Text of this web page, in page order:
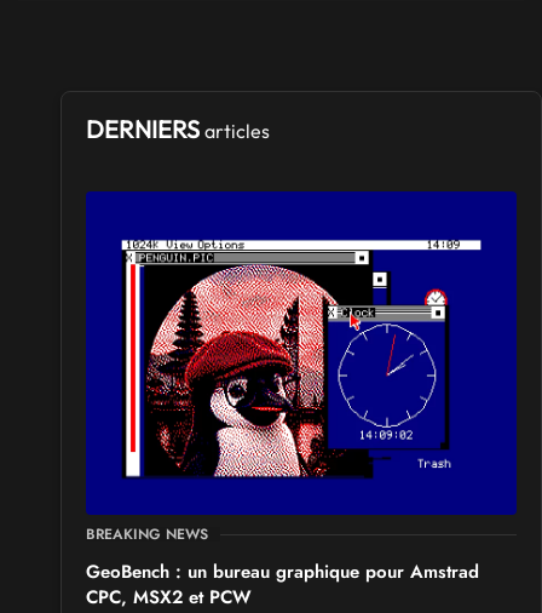
DERNIERS articles
BREAKING NEWS
GeoBench : un bureau graphique pour Amstrad
CPC, MSX2 et PCW